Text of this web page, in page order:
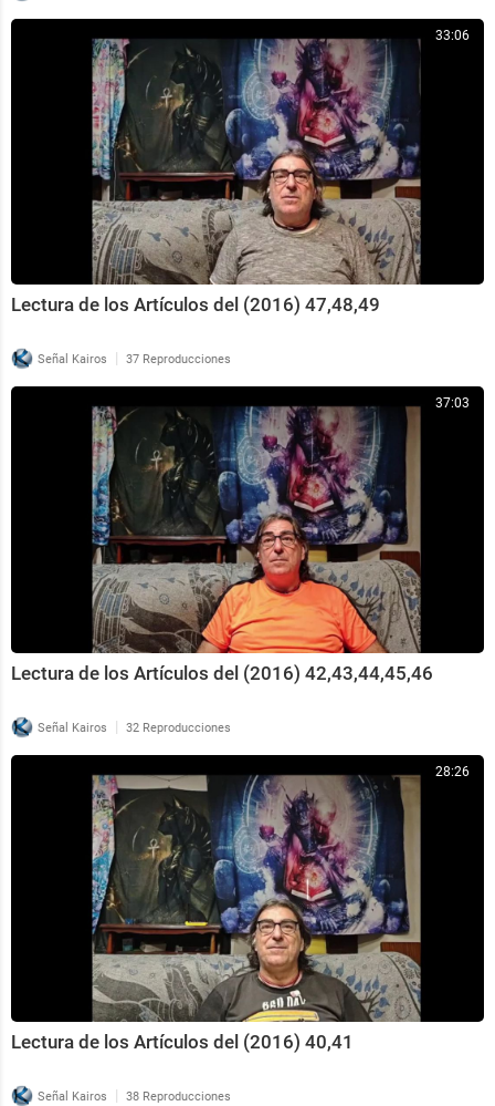
33:06
Lectura de los Artículos del (2016) 47,48,49
Señal Kairos | 37 Reproducciones
37:03
Lectura de los Artículos del (2016) 42,43,44,45,46
Señal Kairos | 32 Reproducciones
28:26
Lectura de los Artículos del (2016) 40,41
Señal Kairos | 38 Reproducciones